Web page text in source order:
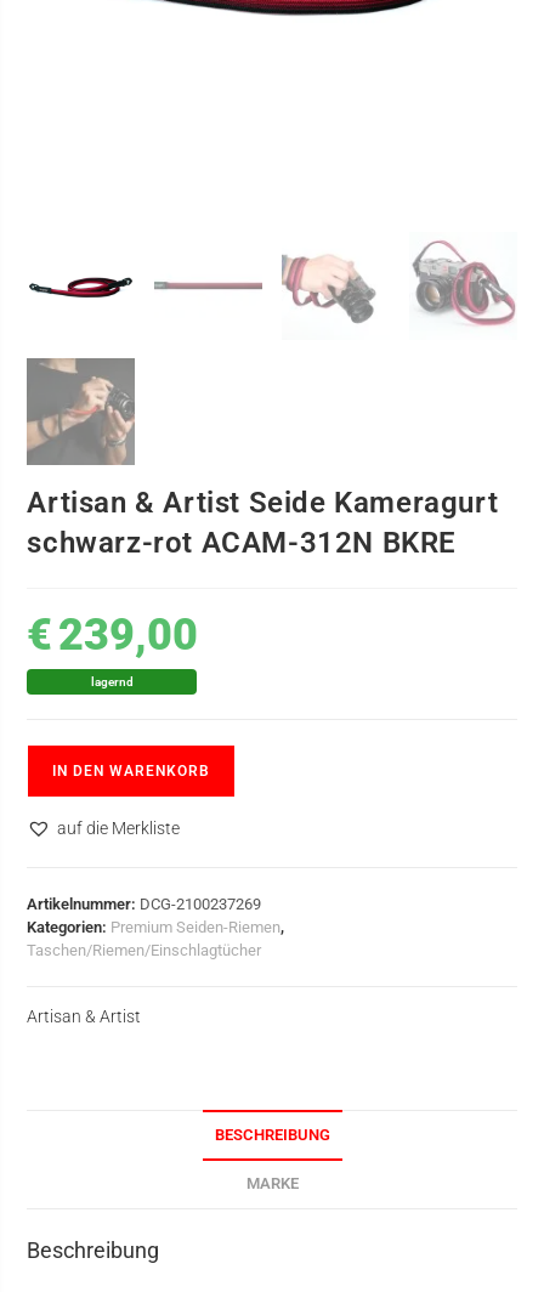
Artisan & Artist Seide Kameragurt
schwarz-rot ACAM-312N BKRE
€239,00
lagernd
IN DEN WARENKORB
auf die Merkliste
Artikelnummer: DCG-2100237269
Kategorien: Premium Seiden-Riemen,
Taschen/Riemen/Einschlagtücher
Artisan & Artist
BESCHREIBUNG
MARKE
Beschreibung